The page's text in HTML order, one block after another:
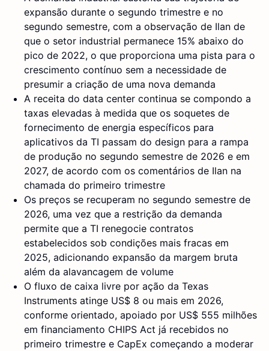
expansão durante o segundo trimestre e no
segundo semestre, com a observação de Ilan de
que o setor industrial permanece 15% abaixo do
pico de 2022, o que proporciona uma pista para o
crescimento contínuo sem a necessidade de
presumir a criação de uma nova demanda
A receita do data center continua se compondo a
taxas elevadas à medida que os soquetes de
fornecimento de energia específicos para
aplicativos da TI passam do design para a rampa
de produção no segundo semestre de 2026 e em
2027, de acordo com os comentários de Ilan na
chamada do primeiro trimestre
Os preços se recuperam no segundo semestre de
2026, uma vez que a restrição da demanda
permite que a TI renegocie contratos
estabelecidos sob condições mais fracas em
2025, adicionando expansão da margem bruta
além da alavancagem de volume
O fluxo de caixa livre por ação da Texas
Instruments atinge US$ 8 ou mais em 2026,
conforme orientado, apoiado por US$ 555 milhões
em financiamento CHIPS Act já recebidos no
primeiro trimestre e CapEx começando a moderar